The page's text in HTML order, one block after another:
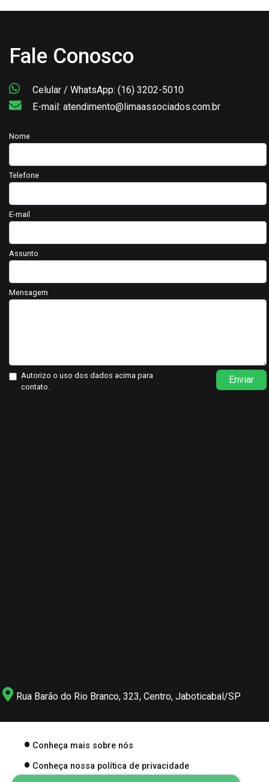
Fale Conosco
Celular / WhatsApp: (16) 3202-5010
E-mail: atendimento@limaassociados.com.br
Nome
Telefone
E-mail
Assunto
Mensagem
Autorizo o uso dos dados acima para
contato.
Enviar
Rua Barão do Rio Branco, 323, Centro, Jaboticabal/SP
Conheça mais sobre nós
Conheça nossa política de privacidade